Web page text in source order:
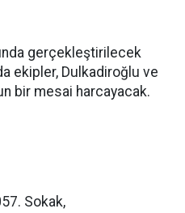
gerçekleştirilecek
ekipler, Dulkadiroğlu ve
bir mesai harcayacak.
Sokak,